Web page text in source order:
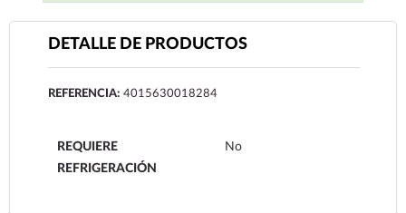
DETALLE DE PRODUCTOS
REFERENCIA: 4015630018284
REQUIERE
REFRIGERACIÓN
No